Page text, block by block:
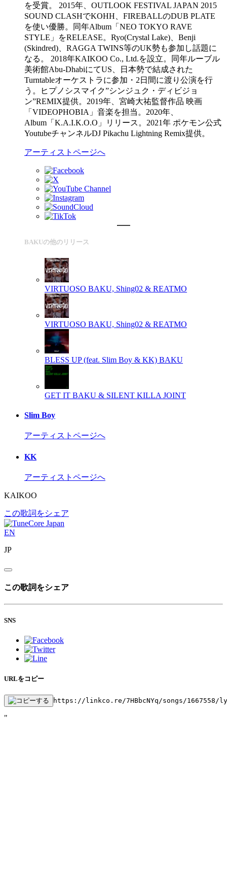
を受賞。 2015年、OUTLOOK FESTIVAL JAPAN 2015
SOUND CLASHでKOHH、FIREBALLのDUB PLATE
を使い優勝。同年Album「NEO TOKYO RAVE
STYLE」をRELEASE。Ryo(Crystal Lake)、Benji
(Skindred)、RAGGA TWINS等のUK勢も参加し話題に
なる。 2018年KAIKOO Co., Ltd.を設立。同年ルーブル
美術館Abu-DhabiにてUS、日本勢で結成された
Turntableオーケストラに参加・2日間に渡り公演を行
う。ヒプノシスマイク”シンジュク・ディビジョ
ン”REMIX提供。2019年、宮崎大祐監督作品 映画
「VIDEOPHOBIA」音楽を担当。2020年、
Album「K.A.I.K.O.O」リリース。2021年 ポケモン公式
YoutubeチャンネルDJ Pikachu Lightning Remix提供。
アーティストページへ
BAKUの他のリリース
VIRTUOSO BAKU, Shing02 & REATMO
VIRTUOSO BAKU, Shing02 & REATMO
BLESS UP (feat. Slim Boy & KK) BAKU
GET IT BAKU & SILENT KILLA JOINT
Slim Boy
アーティストページへ
KK
アーティストページへ
KAIKOO
この歌詞をシェア
EN
JP
この歌詞をシェア
SNS
URLをコピー
https://linkco.re/7HBbcNYq/songs/1667558/
"